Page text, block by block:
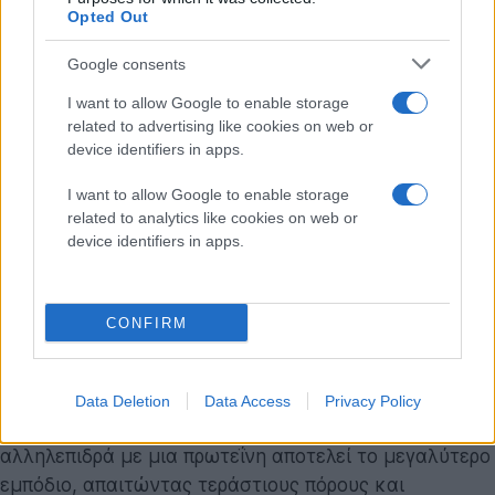
Opted Out
Google consents
I want to allow Google to enable storage
related to advertising like cookies on web or
device identifiers in apps.
I want to allow Google to enable storage
related to analytics like cookies on web or
device identifiers in apps.
CONFIRM
Data Deletion Data Access Privacy Policy
ακρίβειας Coupled-Cluster (CCSD), σημειώνοντας
210 φορές βελτίωση από τα προηγούμενα μοντέλα.
ανακάλυψη φαρμάκων
Η επιλογή της τρυψίνης, ενός ενζύμου κρίσιμου για
ικανότητα του συστήματος να αναλύει
αλληλεπιδράσεις πρωτεΐνης-συνδέτη. Μετρώντας με
υποψήφιο φάρμακο στην πρωτεΐνη-στόχο,
μειώνοντας τον χρόνο των εργαστηριακών δοκιμών.
Στη βιομηχανία της φαρμακολογίας, η διαδικασία
αλληλεπιδρά με μια πρωτεΐνη αποτελεί το μεγαλύτερο
εμπόδιο, απαιτώντας τεράστιους πόρους και